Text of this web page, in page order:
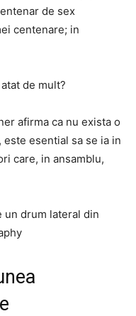
de sex
centenare; in
de mult?
afirma ca nu exista o
esential sa se ia in
care, in ansamblu,
un drum lateral din